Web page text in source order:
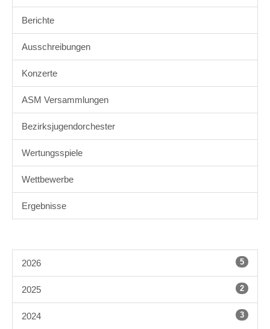
Berichte
Ausschreibungen
Konzerte
ASM Versammlungen
Bezirksjugendorchester
Wertungsspiele
Wettbewerbe
Ergebnisse
2026 5
2025 2
2024 3